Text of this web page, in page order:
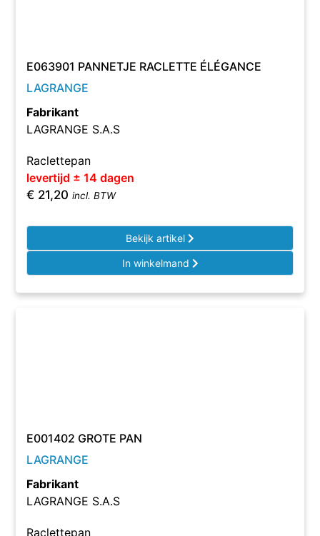
E063901 PANNETJE RACLETTE ÉLÉGANCE
LAGRANGE
Fabrikant
LAGRANGE S.A.S
Raclettepan
levertijd ± 14 dagen
€ 21,20 incl. BTW
Bekijk artikel
In winkelmand
E001402 GROTE PAN
LAGRANGE
Fabrikant
LAGRANGE S.A.S
Raclettepan